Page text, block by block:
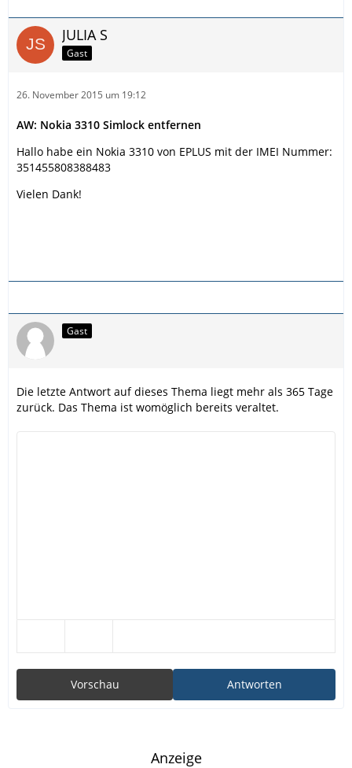
JULIA S
Gast
26. November 2015 um 19:12
AW: Nokia 3310 Simlock entfernen
Hallo habe ein Nokia 3310 von EPLUS mit der IMEI Nummer:
351455808388483
Vielen Dank!
Gast
Die letzte Antwort auf dieses Thema liegt mehr als 365 Tage
zurück. Das Thema ist womöglich bereits veraltet.
Antworten
Vorschau
Anzeige